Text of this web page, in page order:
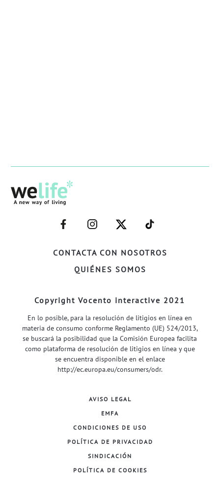
CONTACTA CON NOSOTROS
QUIÉNES SOMOS
–
FACEBOOK–
–
INSTAGRAM–
–
TWITTER–
–
WELIFE–
Copyright Vocento interactive 2021
En lo posible, para la resolución de litigios en línea en
materia de consumo conforme Reglamento (UE) 524/2013,
se buscará la posibilidad que la Comisión Europea facilita
como plataforma de resolución de litigios en línea y que
se encuentra disponible en el enlace
http://ec.europa.eu/consumers/odr.
AVISO LEGAL
EMFA
CONDICIONES DE USO
POLÍTICA DE PRIVACIDAD
SINDICACIÓN
POLÍTICA DE COOKIES